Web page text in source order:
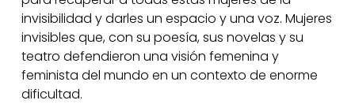
invisibilidad y darles un espacio y una voz. Mujeres
invisibles que, con su poesía, sus novelas y su
teatro defendieron una visión femenina y
feminista del mundo en un contexto de enorme
dificultad.